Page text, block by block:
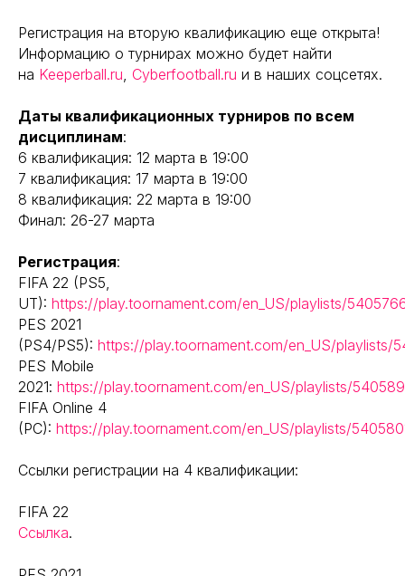
Регистрация на вторую квалификацию еще открыта!
Информацию о турнирах можно будет найти
на Keeperball.ru, Cyberfootball.ru и в наших соцсетях.
Даты квалификационных турниров по всем
дисциплинам:
6 квалификация: 12 марта в 19:00
7 квалификация: 17 марта в 19:00
8 квалификация: 22 марта в 19:00
Финал: 26-27 марта
Регистрация:
FIFA 22 (PS5,
UT): https://play.toornament.com/en_US/playlists/
PES 2021
(PS4/PS5): https://play.toornament.com/en_US/playlists/
PES Mobile
2021: https://play.toornament.com/en_US/playlists/
FIFA Online 4
(PC): https://play.toornament.com/en_US/playlists/
Ссылки регистрации на 4 квалификации:
FIFA 22
Ссылка.